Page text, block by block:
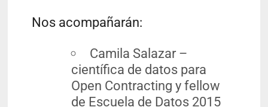
Nos acompañarán:
Camila Salazar –
científica de datos para
Open Contracting y fellow
de Escuela de Datos 2015